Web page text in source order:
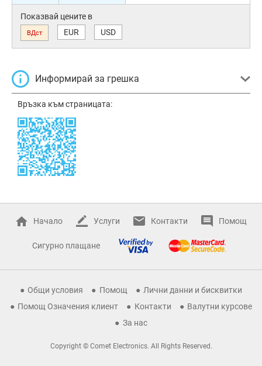
Показвай цените в
ВДст EUR USD
Информирай за грешка
Връзка към страницата:
Начало Услуги Контакти Помощ
Сигурно плащане
Общи условия Помощ
Лични данни и бисквитки
Помощ Означения клиент
Контакти
Валутни курсове
За нас
Copyright © Comet Electronics. All Rights Reserved.